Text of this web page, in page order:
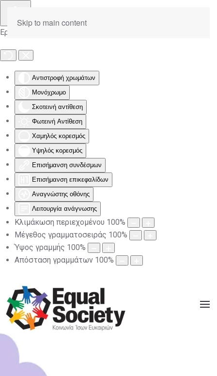
Εργαλειοθήκη Προσβασιμότητας
Αντιστροφή χρωμάτων
Μονόχρωμο
Σκοτεινή αντίθεση
Φωτεινή Αντίθεση
Χαμηλός κορεσμός
Υψηλός κορεσμός
Επισήμανση συνδέσμων
Επισήμανση επικεφαλίδων
Αναγνώστης οθόνης
Λειτουργία ανάγνωσης
Κλιμάκωση περιεχομένου 100%
Μέγεθος γραμματοσειράς 100%
Ύψος γραμμής 100%
Απόσταση γραμμάτων 100%
Skip to main content